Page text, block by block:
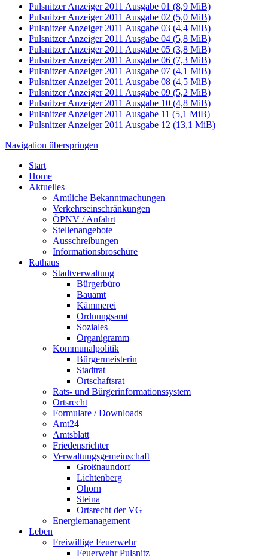
Pulsnitzer Anzeiger 2011 Ausgabe 01 (8,9 MiB)
Pulsnitzer Anzeiger 2011 Ausgabe 02 (5,0 MiB)
Pulsnitzer Anzeiger 2011 Ausgabe 03 (4,4 MiB)
Pulsnitzer Anzeiger 2011 Ausgabe 04 (5,8 MiB)
Pulsnitzer Anzeiger 2011 Ausgabe 05 (3,8 MiB)
Pulsnitzer Anzeiger 2011 Ausgabe 06 (7,3 MiB)
Pulsnitzer Anzeiger 2011 Ausgabe 07 (4,1 MiB)
Pulsnitzer Anzeiger 2011 Ausgabe 08 (4,5 MiB)
Pulsnitzer Anzeiger 2011 Ausgabe 09 (5,2 MiB)
Pulsnitzer Anzeiger 2011 Ausgabe 10 (4,8 MiB)
Pulsnitzer Anzeiger 2011 Ausgabe 11 (5,1 MiB)
Pulsnitzer Anzeiger 2011 Ausgabe 12 (13,1 MiB)
Navigation überspringen
Start
Home
Aktuelles
Amtliche Bekanntmachungen
Verkehrseinschränkungen
ÖPNV / Anfahrt
Stellenangebote
Ausschreibungen
Informationsbroschüre
Rathaus
Stadtverwaltung
Bürgerbüro
Bauamt
Kämmerei
Ordnungsamt
Soziales
Organigramm
Kommunalpolitik
Bürgermeisterin
Stadtrat
Ortschaftsrat
Rats- und Bürgerinformationssystem
Ortsrecht
Formulare / Downloads
Amt24
Amtsblatt
Friedensrichter
Verwaltungsgemeinschaft
Großnaundorf
Lichtenberg
Ohorn
Steina
Ortsrecht der VG
Energiemanagement
Leben
Freiwillige Feuerwehr
Feuerwehr Pulsnitz